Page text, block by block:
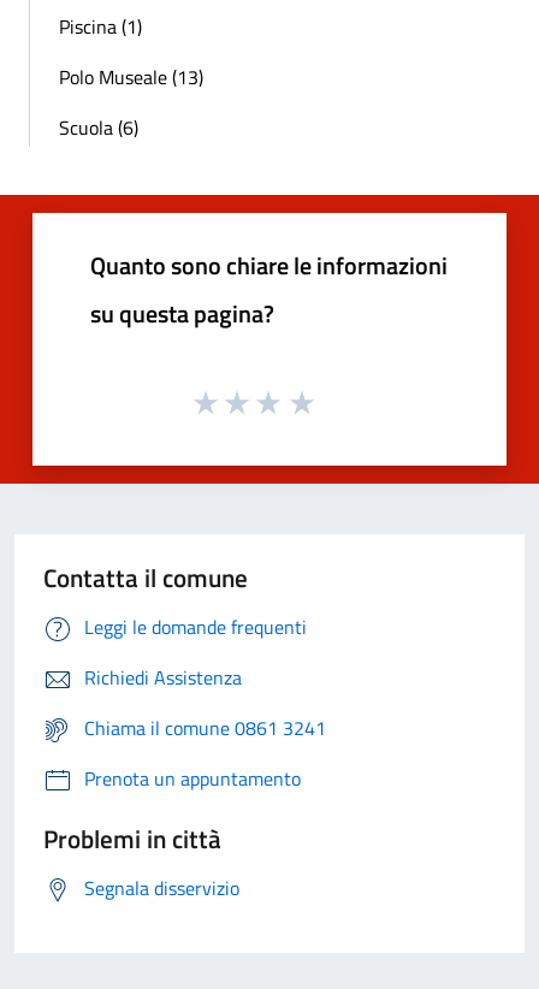
Piscina (1)
Polo Museale (13)
Scuola (6)
Quanto sono chiare le informazioni
su questa pagina?
Contatta il comune
Leggi le domande frequenti
Richiedi Assistenza
Chiama il comune 0861 3241
Prenota un appuntamento
Problemi in città
Segnala disservizio